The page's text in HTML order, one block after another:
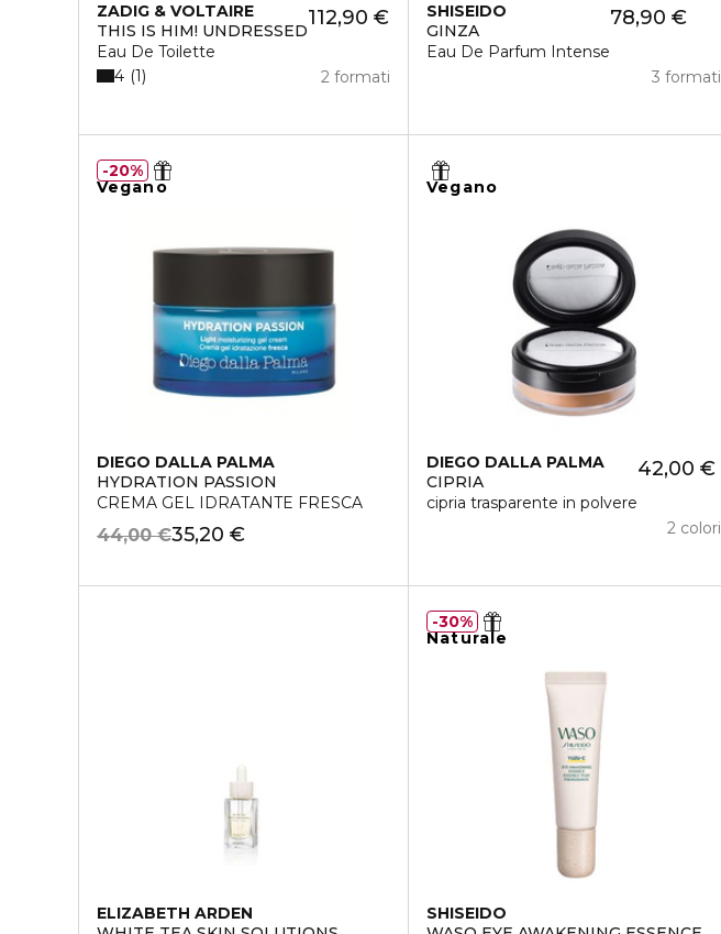
ZADIG & VOLTAIRE
THIS IS HIM! UNDRESSED
Eau De Toilette
112,90 €
2 formati
4 1
SHISEIDO
GINZA
Eau De Parfum Intense
78,90 €
3 formati
Vegano
DIEGO DALLA PALMA
HYDRATION PASSION
CREMA GEL IDRATANTE FRESCA
35,20 €
44,00 €
20%
Vegano
DIEGO DALLA PALMA
CIPRIA
cipria trasparente in polvere
42,00 €
2 colori
ELIZABETH ARDEN
Naturale
SHISEIDO
30%